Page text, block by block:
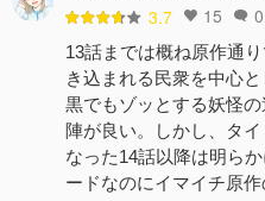
3.7 15 0
13話までは概ね原作通
き込まれる民衆を中心
黒でもゾッとする妖怪
陣が良い。しかし、タ
なった14話以降は明ら
ードなのにイマイチ原